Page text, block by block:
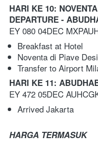
HARI KE 10:
DEPARTURE -
EY 080 04DEC
Breakfast at Hotel
Noventa di Piave
Transfer to Airport
HARI KE 11:
EY 472 05DEC
Arrived Jakarta
HARGA TERMASUK